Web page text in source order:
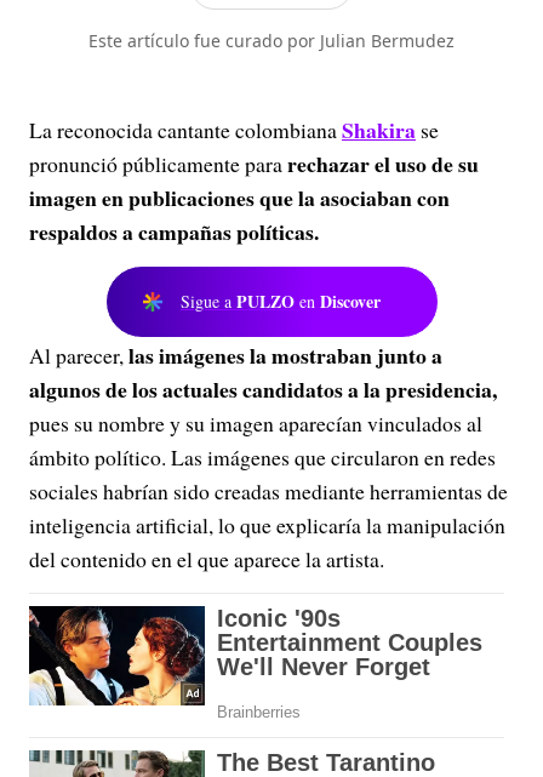
Este artículo fue curado por Julian Bermudez
La reconocida cantante colombianaShakira se
pronunció públicamente pararechazar el uso de su
imagen en publicaciones que la asociaban con
respaldos a campañas políticas.
Sigue a PULZO en Discover
Al parecer,las imágenes la mostraban junto a
algunos de los actuales candidatos a la presidencia,
pues su nombre y su imagen aparecían vinculados al
ámbito político. Las imágenes que circularon en redes
sociales habrían sido creadas mediante herramientas de
inteligencia artificial, lo que explicaría la manipulación
del contenido en el que aparece la artista.